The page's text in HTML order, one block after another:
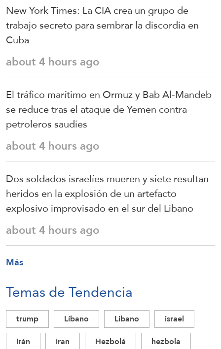
New York Times: La CIA crea un grupo de
trabajo secreto para sembrar la discordia en
Cuba
about 4 hours ago
El tráfico marítimo en Ormuz y Bab Al-Mandeb
se reduce tras el ataque de Yemen contra
petroleros saudíes
about 4 hours ago
Dos soldados israelíes mueren y siete resultan
heridos en la explosión de un artefacto
explosivo improvisado en el sur del Líbano
about 4 hours ago
Más
Temas de Tendencia
trump Líbano Libano
israel
Irán
iran Hezbolá
hezbola